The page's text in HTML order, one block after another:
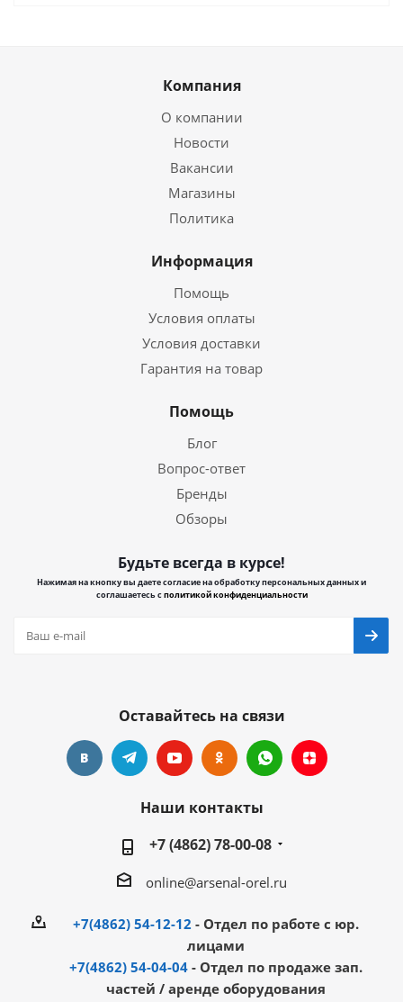
Компания
О компании
Новости
Вакансии
Магазины
Политика
Информация
Помощь
Условия оплаты
Условия доставки
Гарантия на товар
Помощь
Блог
Вопрос-ответ
Бренды
Обзоры
Будьте всегда в курсе!
Нажимая на кнопку вы даете согласие на обработку персональных данных и
соглашаетесь сполитикой конфиденциальности
Оставайтесь на связи
Наши контакты
+7 (4862) 78-00-08
online@arsenal-orel.ru
+7(4862) 54-12-12 - Отдел по работе с юр.
лицами
+7(4862) 54-04-04 - Отдел по продаже зап.
частей / аренде оборудования